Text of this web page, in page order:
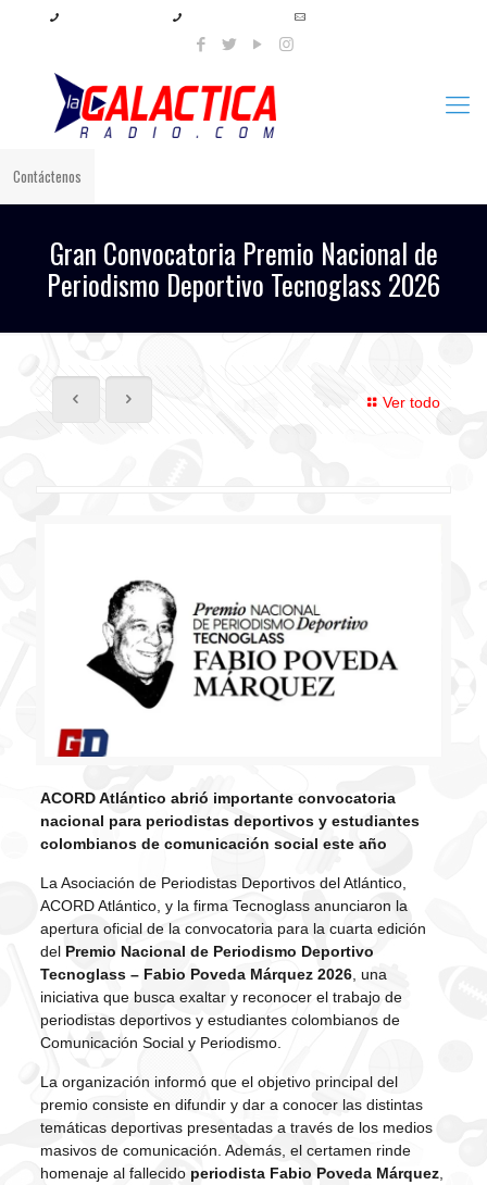
Contáctenos
Gran Convocatoria Premio Nacional de
Periodismo Deportivo Tecnoglass 2026
Ver todo
ACORD Atlántico abrió importante convocatoria
nacional para periodistas deportivos y estudiantes
colombianos de comunicación social este año
La Asociación de Periodistas Deportivos del Atlántico,
ACORD Atlántico, y la firma Tecnoglass anunciaron la
apertura oficial de la convocatoria para la cuarta edición
del Premio Nacional de Periodismo Deportivo
Tecnoglass – Fabio Poveda Márquez 2026, una
iniciativa que busca exaltar y reconocer el trabajo de
periodistas deportivos y estudiantes colombianos de
Comunicación Social y Periodismo.
La organización informó que el objetivo principal del
premio consiste en difundir y dar a conocer las distintas
temáticas deportivas presentadas a través de los medios
masivos de comunicación. Además, el certamen rinde
homenaje al fallecido periodista Fabio Poveda Márquez,